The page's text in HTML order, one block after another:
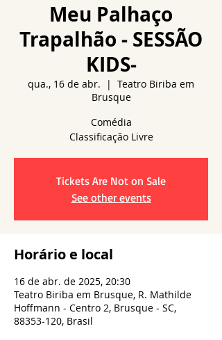
Meu Palhaço
Trapalhão - SESSÃO
KIDS-
qua., 16 de abr.
  |
Teatro Biriba em
Brusque
Comédia
Classificação Livre
Tickets Are Not on Sale
See other events
Horário e local
16 de abr. de 2025, 20:30
Teatro Biriba em Brusque, R. Mathilde
Hoffmann - Centro 2, Brusque - SC,
88353-120, Brasil